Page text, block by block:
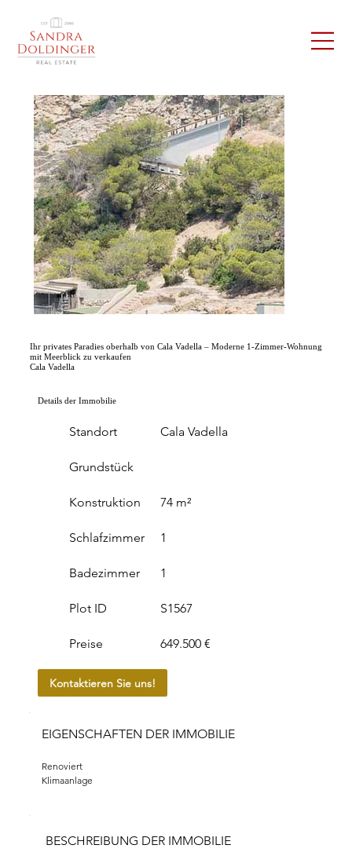
Ihr privates Paradies oberhalb von Cala Vadella – Moderne 1-Zimmer-Wohnung
mit Meerblick zu verkaufen
Cala Vadella
Details der Immobilie
Standort
Grundstück
Konstruktion
Cala Vadella
74 m²
Schlafzimmer
Badezimmer
1
1
Plot ID
Preise
S1567
649.500 €
Kontaktieren Sie uns!
EIGENSCHAFTEN DER IMMOBILIE
Renoviert
Klimaanlage
BESCHREIBUNG DER IMMOBILIE